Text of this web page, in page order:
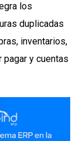
los
duplicadas
inventarios,
pagar y cuentas